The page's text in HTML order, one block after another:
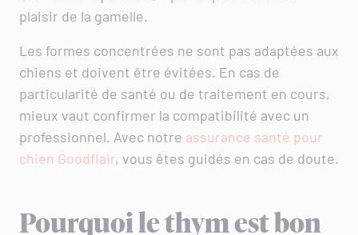
plaisir de la gamelle.
Les formes concentrées ne sont pas adaptées aux
chiens et doivent être évitées. En cas de
particularité de santé ou de traitement en cours,
mieux vaut confirmer la compatibilité avec un
professionnel. Avec notre assurance santé pour
chien Goodflair, vous êtes guidés en cas de doute.
Pourquoi le thym est bon